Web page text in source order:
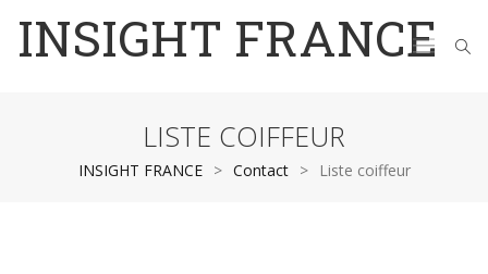
INSIGHT FRANCE
LISTE COIFFEUR
INSIGHT FRANCE > Contact > Liste coiffeur